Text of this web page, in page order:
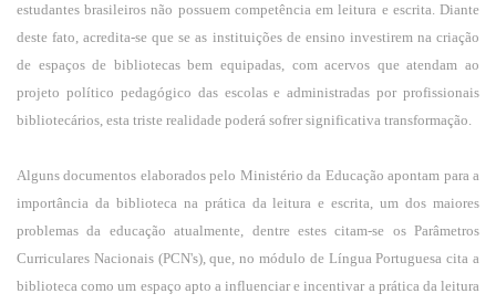
estudantes brasileiros não possuem competência em leitura e escrita. Diante
deste fato, acredita-se que se as instituições de ensino investirem na criação
de espaços de bibliotecas bem equipadas, com acervos que atendam ao
projeto político pedagógico das escolas e administradas por profissionais
bibliotecários, esta triste realidade poderá sofrer significativa transformação.
Alguns documentos elaborados pelo Ministério da Educação apontam para a
importância da biblioteca na prática da leitura e escrita, um dos maiores
problemas da educação atualmente, dentre estes citam-se os Parâmetros
Curriculares Nacionais (PCN's), que, no módulo de Língua Portuguesa cita a
biblioteca como um espaço apto a influenciar e incentivar a prática da leitura